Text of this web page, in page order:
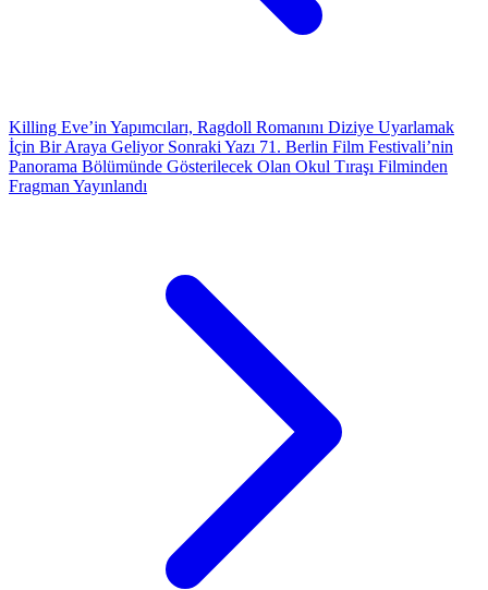
Killing Eve’in Yapımcıları, Ragdoll Romanını Diziye Uyarlamak
İçin Bir Araya Geliyor Sonraki Yazı 71. Berlin Film Festivali’nin
Panorama Bölümünde Gösterilecek Olan Okul Tıraşı Filminden
Fragman Yayınlandı